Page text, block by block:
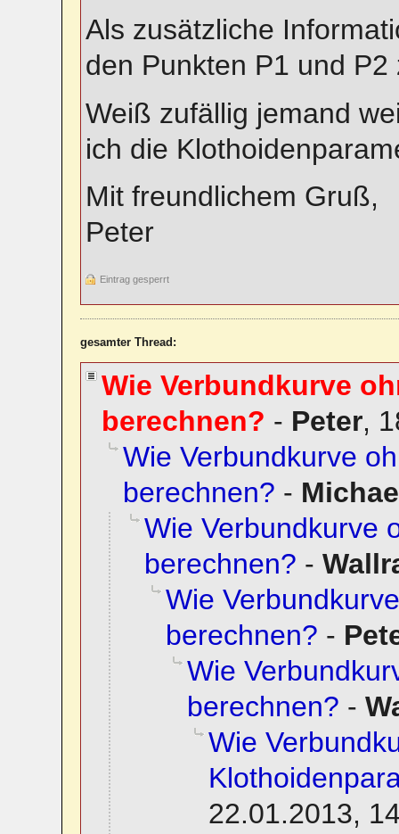
Als zusätzliche
den Punkten P1 und P2
Weiß zufällig jemand
ich die
Mit freundlichem Gruß,
Peter
Eintrag gesperrt
gesamter Thread:
Wie Verbundkurve
berechnen? - Peter,
Wie Verbundkurve
berechnen? -
Wie Verbundkurve
berechnen? -
Wie
berechnen? -
Wie
berechnen? -
Wie
22.01.2013,